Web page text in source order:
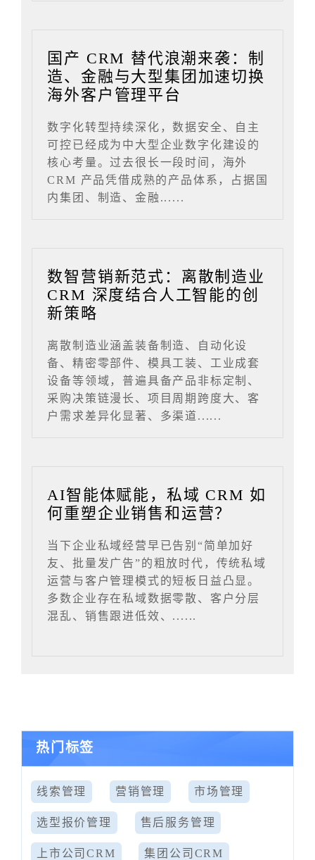
国产 CRM 替代浪潮来袭：制
造、金融与大型集团加速切换
海外客户管理平台
数字化转型持续深化，数据安全、自主
可控已经成为中大型企业数字化建设的
核心考量。过去很长一段时间，海外
CRM 产品凭借成熟的产品体系，占据国
内集团、制造、金融......
数智营销新范式：离散制造业
CRM 深度结合人工智能的创
新策略
离散制造业涵盖装备制造、自动化设
备、精密零部件、模具工装、工业成套
设备等领域，普遍具备产品非标定制、
采购决策链漫长、项目周期跨度大、客
户需求差异化显著、多渠道......
AI智能体赋能，私域 CRM 如
何重塑企业销售和运营？
当下企业私域经营早已告别“简单加好
友、批量发广告”的粗放时代，传统私域
运营与客户管理模式的短板日益凸显。
多数企业存在私域数据零散、客户分层
混乱、销售跟进低效、......
热门标签
线索管理 营销管理 市场管理
选型报价管理 售后服务管理
上市公司CRM 集团公司CRM